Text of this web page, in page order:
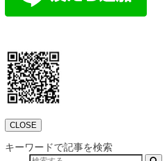
CLOSE
キーワードで記事を検索